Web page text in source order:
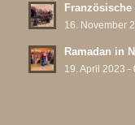
16. November
Ramadan in
19. April 2023 -